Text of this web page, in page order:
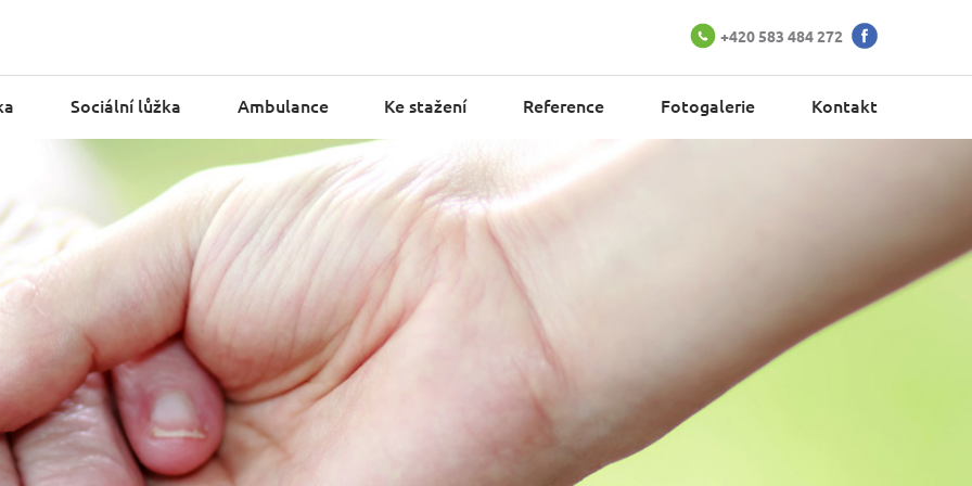
+420 583 484 272
Sociální lůžka Ambulance Ke stažení Reference Fotogalerie Kontakt